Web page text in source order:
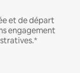
et de départ
engagement